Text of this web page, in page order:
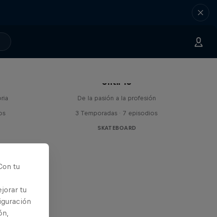
Until 18
De la pasión a la profesión
3 Temporadas · 7 episodios
SKATEBOARD
tu
tu